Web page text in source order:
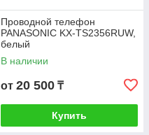
Проводной телефон
PANASONIC KX-TS2356RUW,
белый
В наличии
от 20 500 ₸
Купить